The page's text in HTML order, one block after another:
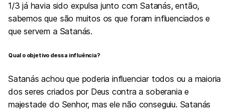
1/3 já havia sido expulsa junto com Satanás, então,
sabemos que são muitos os que foram influenciados e
que servem a Satanás.
Qual o objetivo dessa influência?
Satanás achou que poderia influenciar todos ou a maioria
dos seres criados por Deus contra a soberania e
majestade do Senhor, mas ele não conseguiu. Satanás